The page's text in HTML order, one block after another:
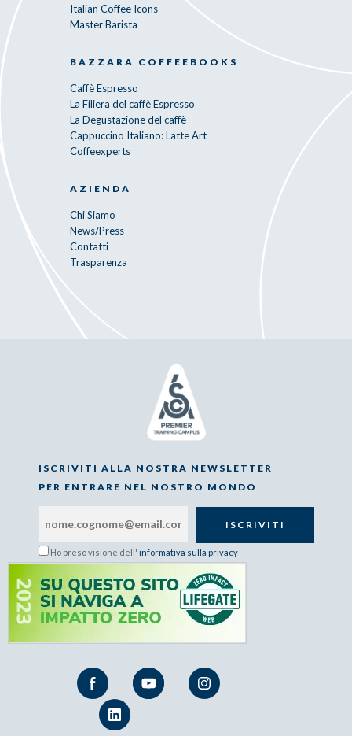
Italian Coffee Icons
Master Barista
BAZZARA COFFEEBOOKS
Caffè Espresso
La Filiera del caffè Espresso
La Degustazione del caffè
Cappuccino Italiano: Latte Art
Coffeexperts
AZIENDA
Chi Siamo
News/Press
Contatti
Trasparenza
ISCRIVITI ALLA NOSTRA NEWSLETTER
PER ENTRARE NEL NOSTRO MONDO
Ho preso visione dell' informativa sulla privacy